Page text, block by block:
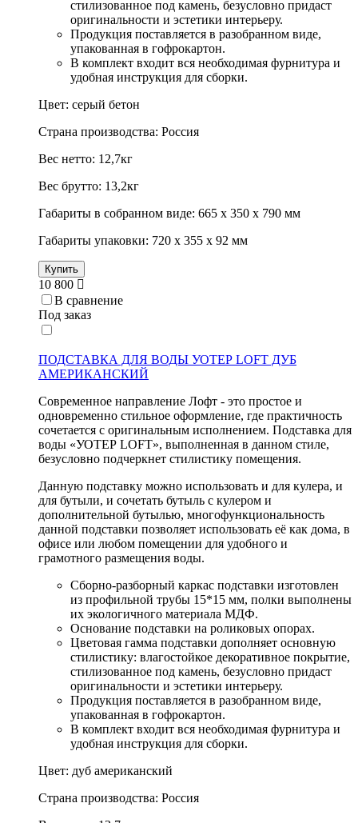
стилизованное под камень, безусловно придаст
оригинальности и эстетики интерьеру.
Продукция поставляется в разобранном виде,
упакованная в гофрокартон.
В комплект входит вся необходимая фурнитура и
удобная инструкция для сборки.
Цвет: серый бетон
Страна производства: Россия
Вес нетто: 12,7кг
Вес брутто: 13,2кг
Габариты в собранном виде: 665 х 350 х 790 мм
Габариты упаковки: 720 х 355 х 92 мм
Купить
10 800
В сравнение
Под заказ
ПОДСТАВКА ДЛЯ ВОДЫ УОТЕР LOFT ДУБ
АМЕРИКАНСКИЙ
Современное направление Лофт - это простое и
одновременно стильное оформление, где практичность
сочетается с оригинальным исполнением. Подставка для
воды «УОТЕР LOFT», выполненная в данном стиле,
безусловно подчеркнет стилистику помещения.
Данную подставку можно использовать и для кулера, и
для бутыли, и сочетать бутыль с кулером и
дополнительной бутылью, многофункциональность
данной подставки позволяет использовать её как дома, в
офисе или любом помещении для удобного и
грамотного размещения воды.
Сборно-разборный каркас подставки изготовлен
из профильной трубы 15*15 мм, полки выполнены
их экологичного материала МДФ.
Основание подставки на роликовых опорах.
Цветовая гамма подставки дополняет основную
стилистику: влагостойкое декоративное покрытие,
стилизованное под камень, безусловно придаст
оригинальности и эстетики интерьеру.
Продукция поставляется в разобранном виде,
упакованная в гофрокартон.
В комплект входит вся необходимая фурнитура и
удобная инструкция для сборки.
Цвет: дуб американский
Страна производства: Россия